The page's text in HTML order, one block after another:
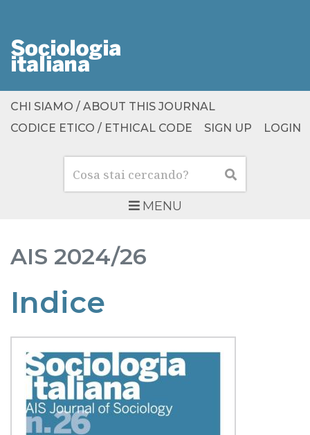
MENU
Cerca Cerca
CHI SIAMO / ABOUT THIS JOURNAL
CODICE ETICO / ETHICAL CODE
SIGN UP LOGIN
AIS 2024/26
Indice